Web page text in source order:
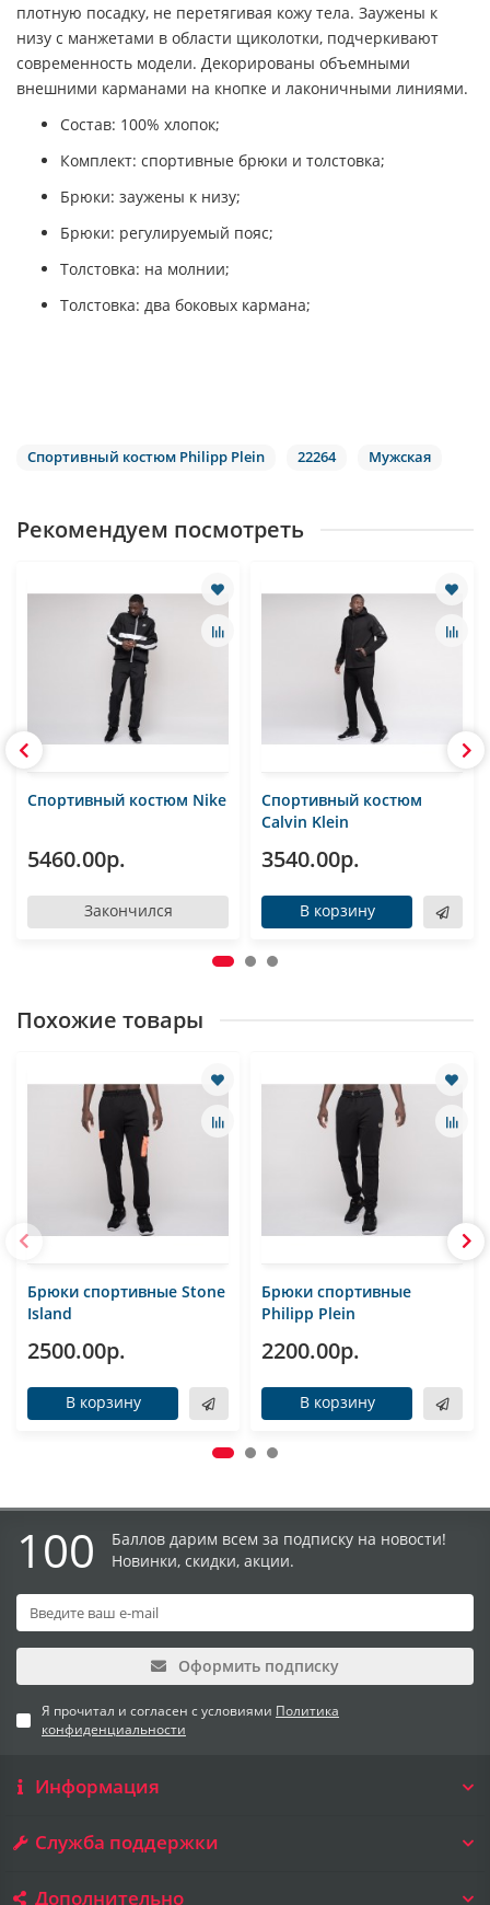
плотную посадку, не перетягивая кожу тела. Заужены к
низу с манжетами в области щиколотки, подчеркивают
современность модели. Декорированы объемными
внешними карманами на кнопке и лаконичными линиями.
Состав: 100% хлопок;
Комплект: спортивные брюки и толстовка;
Брюки: заужены к низу;
Брюки: регулируемый пояс;
Толстовка: на молнии;
Толстовка: два боковых кармана;
Спортивный костюм Philipp Plein 22264 Мужская
Рекомендуем посмотреть
Спортивный костюм Nike
5460.00р.
Закончился
Спортивный костюм
Calvin Klein
3540.00р.
В корзину
Похожие товары
Брюки спортивные Stone
Island
2500.00р.
В корзину
Брюки спортивные
Philipp Plein
2200.00р.
В корзину
100
Баллов дарим всем за подписку на новости!
Новинки, скидки, акции.
Оформить подписку
Я прочитал и согласен с условиями Политика
конфиденциальности
Информация
Служба поддержки
Дополнительно